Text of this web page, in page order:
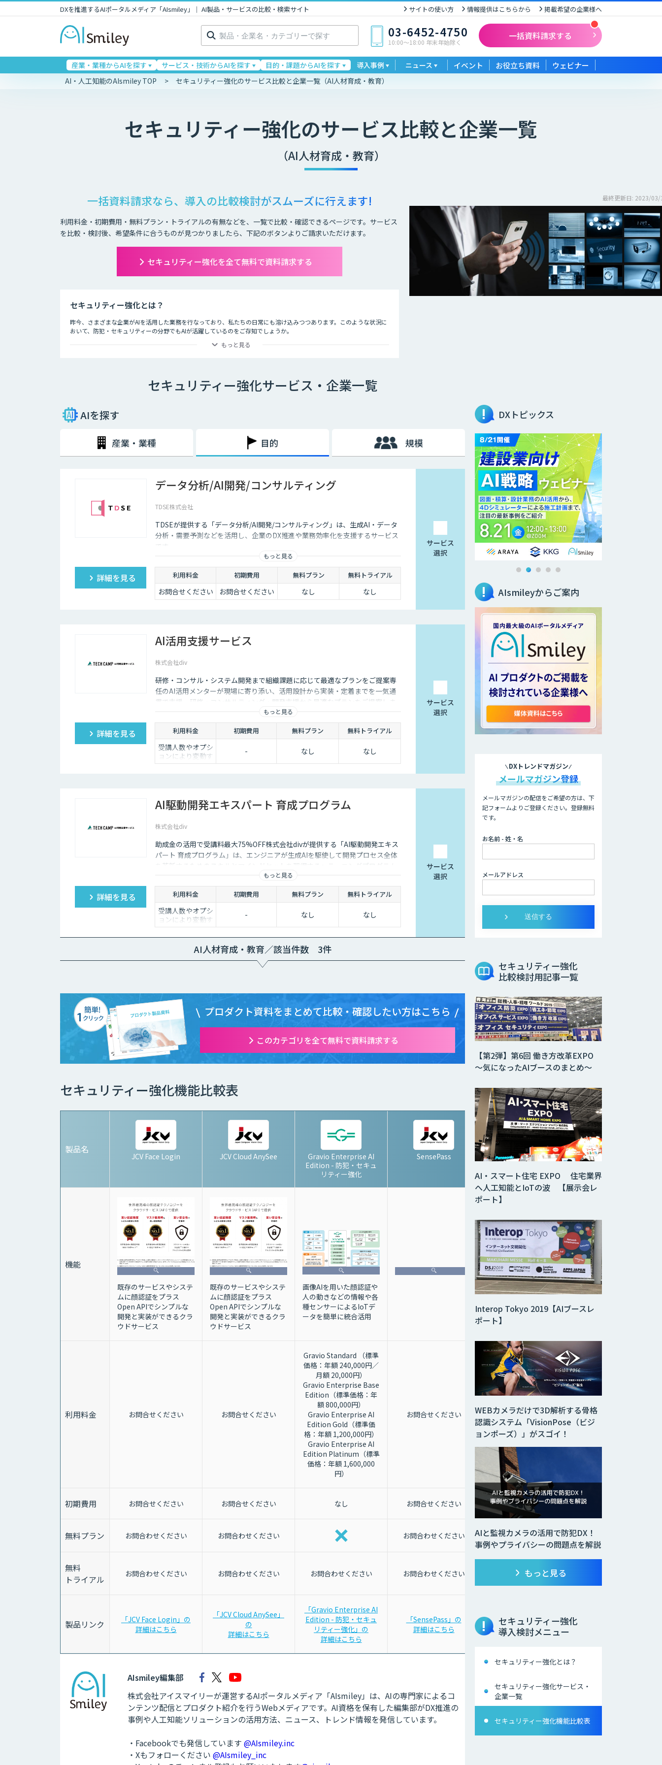
DXを推進するAIポータルメディア「AIsmiley」｜ AI製品・サービスの比較・検索サイト サイトの使い方 情報提供はこちらから 掲載希望の企業様へ
検
索: 03-6452-4750
10:00〜18:00 年末年始除く
一括資料請求する
産業・業種からAIを探す サービス・技術からAIを探す 目的・課題からAIを探す 導入事例 ニュース イベント お役立ち資料 ウェビナー
AI・人工知能のAIsmiley TOP セキュリティー強化のサービス比較と企業一覧（AI人材育成・教育）
セキュリティー強化のサービス比較と企業一覧
（AI人材育成・教育）
一括資料請求なら、導入の比較検討がスムーズに行えます!
利用料金・初期費用・無料プラン・トライアルの有無などを、一覧で比較・確認できるページです。サービス
を比較・検討後、希望条件に合うものが見つかりましたら、下記のボタンよりご請求いただけます。
セキュリティー強化を全て無料で資料請求する
最終更新日: 2023/03/
セキュリティー強化とは？
昨今、さまざまな企業がAIを活用した業務を行なっており、私たちの日常にも溶け込みつつあります。このような状況に
おいて、防犯・セキュリティーの分野でもAIが活躍しているのをご存知でしょうか。
ライブ会場に導入した顔認証システムでチケット転売を防止したり、AIでクレジットカードの不正使用を検知したりする
守る上でも、AIの導入は大きな価値をもたらしています。
もっと見る
セキュリティー強化サービス・企業一覧
AIを探す
産業・業種 目的 規模
データ分析/AI開発/コンサルティング
TDSE株式会社
TDSEが提供する「データ分析/AI開発/コンサルティング」は、生成AI・データ
分析・需要予測などを活用し、企業のDX推進や業務効率化を支援するサービス
です。
もっと見る
詳細を見る 利用料金 初期費用 無料プラン 無料トライアル
お問合せください お問合せください なし なし
サービス
選択
AI活用支援サービス
株式会社div
研修・コンサル・システム開発まで組織課題に応じて最適なプランをご提案専
任のAI活用メンターが現場に寄り添い、活用設計から実装・定着までを一気通
貫で支援。研修・コンサルティング・開発支援から最適なプランをご提案しま
もっと見る
詳細を見る 利用料金 初期費用 無料プラン 無料トライアル
受講人数やオプシ
ョンにより変動す
るためお問い合わ
- なし なし
サービス
選択
AI駆動開発エキスパート 育成プログラム
株式会社div
助成金の活用で受講料最大75%OFF株式会社divが提供する「AI駆動開発エキス
パート 育成プログラム」は、エンジニアが生成AIを駆使して開発プロセス全体
を革新するためのスキルとマインドセットを習得するe-ラーニングプログラム
もっと見る
詳細を見る 利用料金 初期費用 無料プラン 無料トライアル
受講人数やオプシ
ョンにより変動す
るためお問い合わ
せください
- なし なし
サービス
選択
AI人材育成・教育／該当件数 3件
プロダクト資料をまとめて比較・確認したい方はこちら
このカテゴリを全て無料で資料請求する
セキュリティー強化機能比較表
製品名
JCV Face Login JCV Cloud AnySee
Gravio Enterprise AI
Edition - 防犯・セキュ
リティー強化
SensePass LINE eKYC
機能
既存のサービスやシステ
ムに顔認証をプラス
Open APIでシンプルな
開発と実装ができるクラ
ウドサービス
既存のサービスやシステ
ムに顔認証をプラス
Open APIでシンプルな
開発と実装ができるクラ
ウドサービス
画像AIを用いた顔認証や
人の動きなどの情報や各
種センサーによるIoTデ
ータを簡単に統合活用
LINEだからできる、スム
ーズで ストレスのないオ
ンライン本人確認
利用料金 お問合せください お問合せください
Gravio Standard （標準
価格：年額 240,000円／
月額 20,000円）
Gravio Enterprise Base
Edition（標準価格：年
額 800,000円）
Gravio Enterprise AI
Edition Gold（標準価
格：年額 1,200,000円）
Gravio Enterprise AI
Edition Platinum（標準
価格：年額 1,600,000
円）
お問合せください お問合せください
初期費用 お問合せください お問合せください なし お問合せください お問合せください
無料プラン お問合わせください お問合わせください お問合わせください お問合わせください
無料
トライアル
お問合わせください お問合わせください お問合わせください お問合わせください お問合わせください
製品リンク
「JCV Face Login」の
詳細はこちら
「JCV Cloud AnySee」
の
詳細はこちら
「Gravio Enterprise AI
Edition - 防犯・セキュ
リティー強化」の
詳細はこちら
「SensePass」の
詳細はこちら
「LINE eKYC」の
詳細はこちら
AIsmiley編集部
株式会社アイスマイリーが運営するAIポータルメディア「AIsmiley」は、AIの専門家によるコ
ンテンツ配信とプロダクト紹介を行うWebメディアです。AI資格を保有した編集部がDX推進の
事例や人工知能ソリューションの活用方法、ニュース、トレンド情報を発信しています。
・Facebookでも発信しています @AIsmiley.inc
・Xもフォローください @AIsmiley_inc
DXトピックス
AIsmileyからご案内
DXトレンドマガジン
メールマガジン登録
メールマガジンの配信をご希望の方は、下
記フォームよりご登録ください。登録無料
です。
お名前 - 姓・名
メールアドレス
セキュリティー強化
比較検討用記事一覧
AIと監視カメラの活用で防犯DX！
事例やプライバシーの問題点を解説
【第2弾】第6回 働き方改革EXPO
～気になったAIブースのまとめ～
AI・スマート住宅 EXPO 住宅業界
へ人工知能とIoTの波 【展示会レ
ポート】
Interop Tokyo 2019【AIブースレ
ポート】
WEBカメラだけで3D解析する骨格
認識システム「VisionPose（ビジ
ョンポーズ）」がスゴイ！
もっと見る
セキュリティー強化
導入検討メニュー
セキュリティー強化とは？
セキュリティー強化サービス・
企業一覧
セキュリティー強化機能比較表